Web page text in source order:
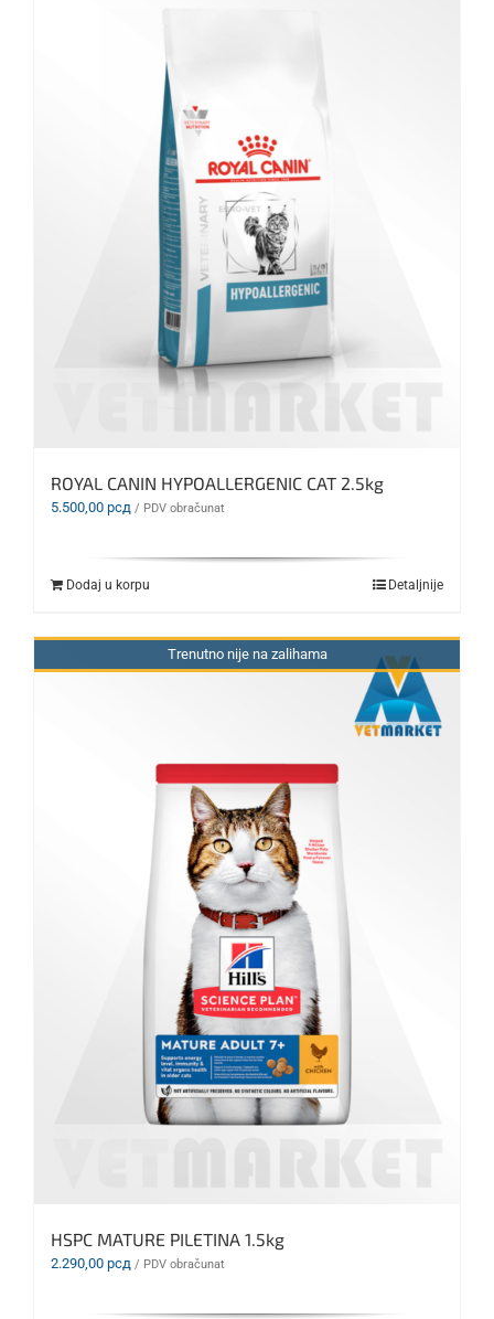
ROYAL CANIN HYPOALLERGENIC CAT 2.5kg
5.500,00 рсд / PDV obračunat
Dodaj u korpu Detaljnije
Trenutno nije na zalihama
HSPC MATURE PILETINA 1.5kg
2.290,00 рсд / PDV obračunat